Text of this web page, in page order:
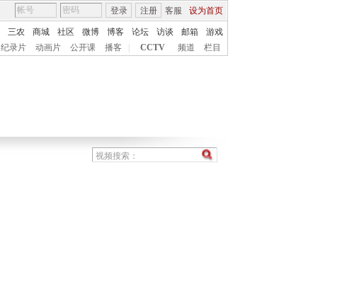
客服 设为首页
登录 注册
三农 商城 社区 微博 博客 论坛 访谈 邮箱
游戏
纪录片 动画片 公开课 播客 CCTV 频道 栏目